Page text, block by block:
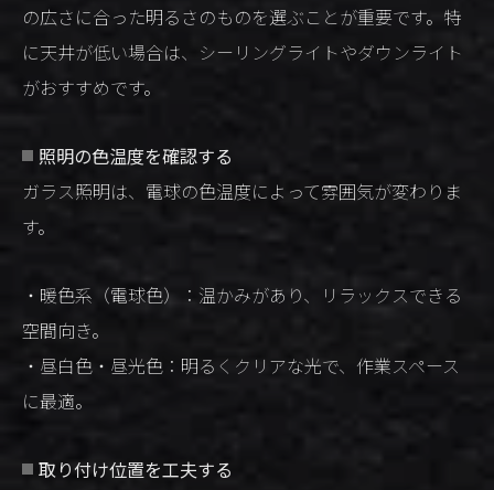
の広さに合った明るさのものを選ぶことが重要です。特
に天井が低い場合は、シーリングライトやダウンライト
がおすすめです。
照明の色温度を確認する
ガラス照明は、電球の色温度によって雰囲気が変わりま
す。
・暖色系（電球色）：温かみがあり、リラックスできる
空間向き。
・昼白色・昼光色：明るくクリアな光で、作業スペース
に最適。
取り付け位置を工夫する